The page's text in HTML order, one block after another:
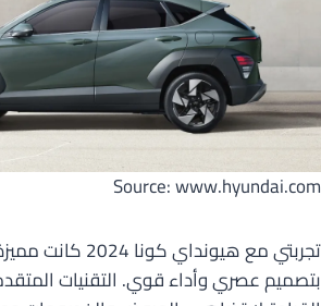
Source: www.hyundai.com
تجربتي مع هيونداي
بتصميم عصري وأداء قوي. التقنيات